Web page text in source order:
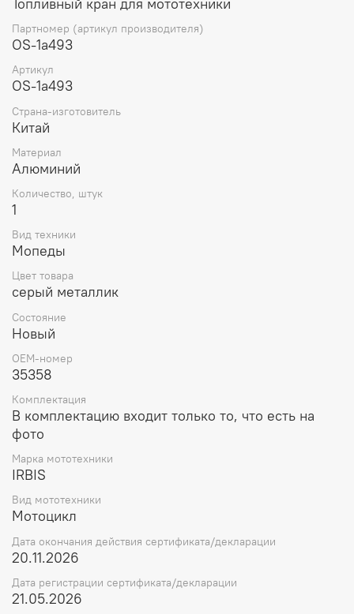
Партномер (артикул производителя)
OS-1a493
Артикул
OS-1a493
Страна-изготовитель
Китай
Материал
Алюминий
Количество, штук
1
Вид техники
Мопеды
Цвет товара
серый металлик
Состояние
Новый
OEM-номер
35358
Комплектация
В комплектацию входит только то, что есть на
фото
Марка мототехники
IRBIS
Вид мототехники
Мотоцикл
Дата окончания действия сертификата/декларации
20.11.2026
Дата регистрации сертификата/декларации
21.05.2026